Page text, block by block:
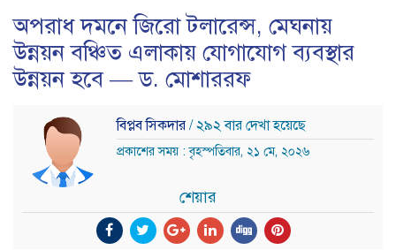
অপরাধ দমনে জিরো টলারেন্স, মেঘনায়
উন্নয়ন বঞ্চিত এলাকায় যোগাযোগ ব্যবস্থার
উন্নয়ন হবে — ড. মোশাররফ
বিপ্লব সিকদার/ ২৯২ বার দেখা হয়েছে
প্রকাশের সময় : বৃহস্পতিবার, ২১ মে, ২০২৬
শেয়ার